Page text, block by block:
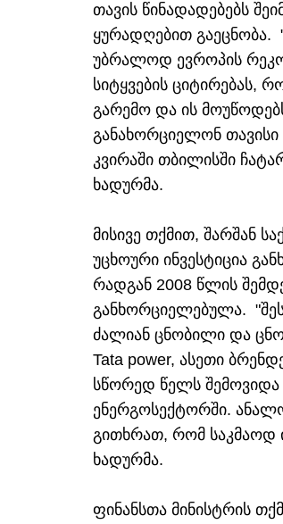
თავის წინადადებებს
ყურადღებით გაეცნობა.
უბრალოდ ევროპის
სიტყვების ციტირებას,
გარემო და ის
განახორციელონ თავისი
კვირაში თბილისში
ხადურმა.
მისივე თქმით, შარშან
უცხოური ინვესტიცია
რადგან 2008 წლის
განხორციელებულა.
ძალიან ცნობილი და
Tata power, ასეთი
სწორედ წელს შემოვიდა
ენერგოსექტორში.
გითხრათ, რომ საკმაოდ
ხადურმა.
ფინანსთა მინისტრის